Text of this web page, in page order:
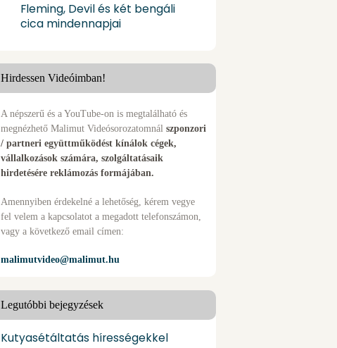
Fleming, Devil és két bengáli
cica mindennapjai
Hirdessen Videóimban!
A népszerű és a YouTube-on is megtalálható és
megnézhető Malimut Videósorozatomnál szponzori
/ partneri együttműködést kínálok cégek,
vállalkozások számára, szolgáltatásaik
hirdetésére reklámozás formájában.
Amennyiben érdekelné a lehetőség, kérem vegye
fel velem a kapcsolatot a megadott telefonszámon,
vagy a következő email címen:
malimutvideo@malimut.hu
Legutóbbi bejegyzések
Kutyasétáltatás hírességekkel